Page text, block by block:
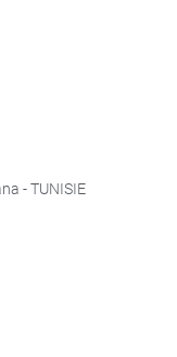
- TUNISIE